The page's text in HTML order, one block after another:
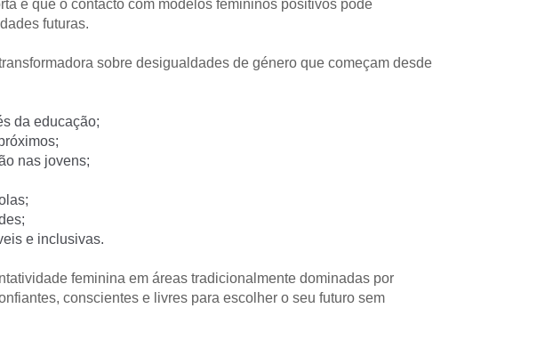
e que o contacto com modelos femininos positivos pode
futuras.
sobre desigualdades de género que começam desde
da educação;
nas jovens;
e inclusivas.
feminina em áreas tradicionalmente dominadas por
conscientes e livres para escolher o seu futuro sem